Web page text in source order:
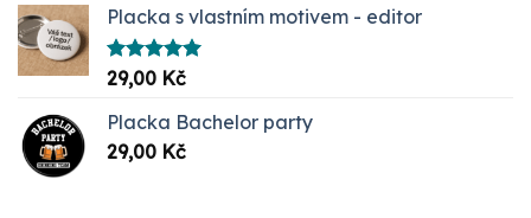
Placka s vlastním motivem - editor
Hodnocení
5.00
29,00 Kč
Placka Bachelor party
29,00 Kč